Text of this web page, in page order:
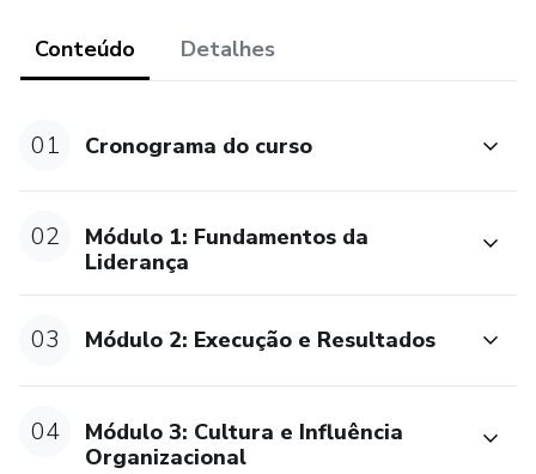
Em um cenário de transformação contínua — marcado por
mudanças no mundo do trabalho, novas tecnologias e os
participante para liderar com consciência, integridade e
Mais do que preparar para cargos, este curso prepara para
assumir responsabilidades maiores com maturidade,
sustentáveis sem abrir mão dos valores.
Conteúdo Detalhes
01 Cronograma do curso
02
Módulo 1: Fundamentos da
Liderança
03 Módulo 2: Execução e Resultados
04
Módulo 3: Cultura e Influência
Organizacional